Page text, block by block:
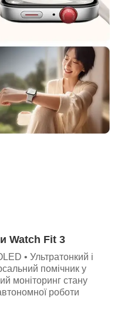
Watch Fit 3
• Ультратонкий і
помічник у
моніторинг стану
роботи